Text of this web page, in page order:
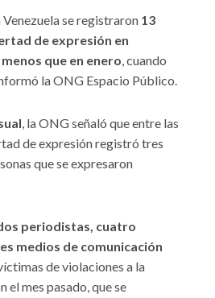
Venezuela se registraron 13
de expresión en
que en enero, cuando
la ONG Espacio Público.
, la ONG señaló que entre las
de expresión registró tres
que se expresaron
periodistas, cuatro
medios de comunicación
de violaciones a la
el mes pasado, que se